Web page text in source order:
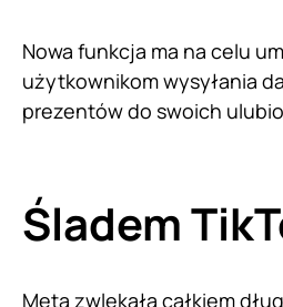
Nowa funkcja ma na celu
użytkownikom wysyłania
prezentów do swoich
Śladem
Meta zwlekała całkiem